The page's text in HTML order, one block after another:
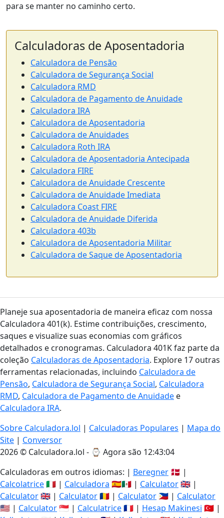
para se manter no caminho certo.
Calculadoras de Aposentadoria
Calculadora de Pensão
Calculadora de Segurança Social
Calculadora RMD
Calculadora de Pagamento de Anuidade
Calculadora IRA
Calculadora de Aposentadoria
Calculadora de Anuidades
Calculadora Roth IRA
Calculadora de Aposentadoria Antecipada
Calculadora FIRE
Calculadora de Anuidade Crescente
Calculadora de Anuidade Imediata
Calculadora Coast FIRE
Calculadora de Anuidade Diferida
Calculadora 403b
Calculadora de Aposentadoria Militar
Calculadora de Saque de Aposentadoria
Planeje sua aposentadoria de maneira eficaz com nossa
Calculadora 401(k). Estime contribuições, crescimento,
saques e visualize suas economias com gráficos
detalhados e cronogramas. Calculadora 401K faz parte da
coleção Calculadoras de Aposentadoria. Explore 17 outras
ferramentas relacionadas, incluindo Calculadora de
Pensão, Calculadora de Segurança Social, Calculadora
RMD, Calculadora de Pagamento de Anuidade e
Calculadora IRA.
Sobre Calculadora.lol | Calculadoras Populares | Mapa do
Site | Conversor
2026 © Calculadora.lol - ⌚ Agora são 12:43:04
Calculadoras em outros idiomas: | Beregner 🇩🇰 |
Calcolatrice🇮🇹 | Calculadora 🇪🇸🇲🇽 | Calculator🇬🇧 |
Calculator🇬🇧 | Calculator🇷🇴 | Calculator 🇵🇭 | Calculator
🇺🇸 | Calculator🇸🇬 | Calculatrice🇫🇷 | Hesap Makinesi 🇹🇷 |